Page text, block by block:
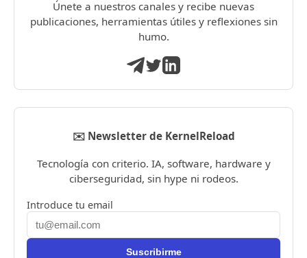
Únete a nuestros canales y recibe nuevas
publicaciones, herramientas útiles y reflexiones sin
humo.
✉️ Newsletter de KernelReload
Tecnología con criterio. IA, software, hardware y
ciberseguridad, sin hype ni rodeos.
Introduce tu email